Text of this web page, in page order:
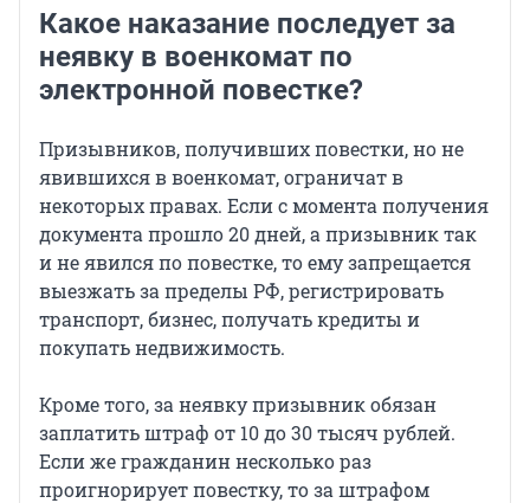
Какое наказание последует за
неявку в военкомат по
электронной повестке?
Призывников, получивших повестки, но не
явившихся в военкомат, ограничат в
некоторых правах. Если с момента получения
документа прошло20 дней, а призывник так
и не явился по повестке, то ему запрещается
выезжать за пределы РФ, регистрировать
транспорт, бизнес, получать кредиты и
покупать недвижимость.
Кроме того, за неявку призывник обязан
заплатить штраф от 10 до30 тысяч рублей.
Если же гражданин несколько раз
проигнорирует повестку, то за штрафом